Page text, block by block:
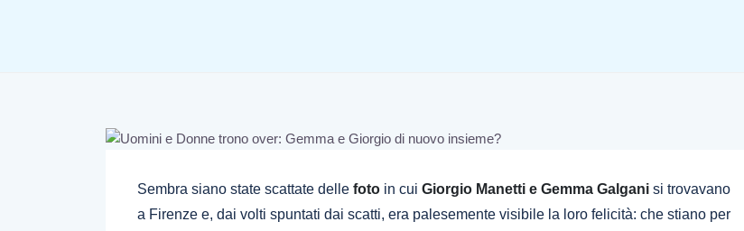
Sembra siano state scattate delle foto in cui Giorgio Manetti e Gemma Galgani si trovavano
a Firenze e, dai volti spuntati dai scatti, era palesemente visibile la loro felicità: che stiano per